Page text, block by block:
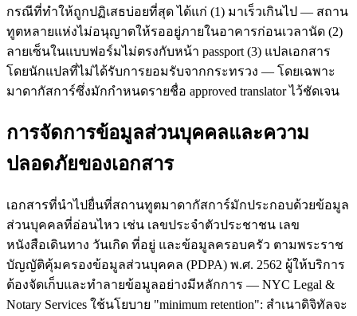
กรณีที่ทำให้ถูกปฏิเสธบ่อยที่สุด ได้แก่ (1) มาเร็วเกินไป — สถาน
ทูตหลายแห่งไม่อนุญาตให้รออยู่ภายในอาคารก่อนเวลานัด (2)
ลายเซ็นในแบบฟอร์มไม่ตรงกับหน้า passport (3) แปลเอกสาร
โดยนักแปลที่ไม่ได้รับการยอมรับจากกระทรวง — โดยเฉพาะ
มาดากัสการ์ซึ่งมักกำหนดรายชื่อ approved translator ไว้ชัดเจน
การจัดการข้อมูลส่วนบุคคลและความ
ปลอดภัยของเอกสาร
เอกสารที่นำไปยื่นที่สถานทูตมาดากัสการ์มักประกอบด้วยข้อมูล
ส่วนบุคคลที่อ่อนไหว เช่น เลขประจำตัวประชาชน เลข
หนังสือเดินทาง วันเกิด ที่อยู่ และข้อมูลครอบครัว ตามพระราช
บัญญัติคุ้มครองข้อมูลส่วนบุคคล (PDPA) พ.ศ. 2562 ผู้ให้บริการ
ต้องจัดเก็บและทำลายข้อมูลอย่างมีหลักการ — NYC Legal &
Notary Services ใช้นโยบาย "minimum retention": สำเนาดิจิทัลจะ